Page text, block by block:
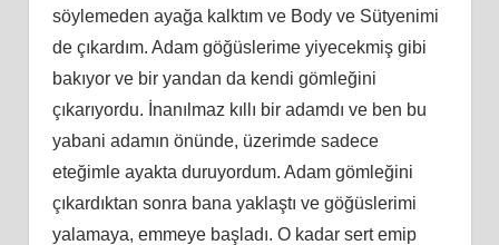
söylemeden ayağa kalktım ve Body ve Sütyenimi
de çıkardım. Adam göğüslerime yiyecekmiş gibi
bakıyor ve bir yandan da kendi gömleğini
çıkarıyordu. İnanılmaz kıllı bir adamdı ve ben bu
yabani adamın önünde, üzerimde sadece
eteğimle ayakta duruyordum. Adam gömleğini
çıkardıktan sonra bana yaklaştı ve göğüslerimi
yalamaya, emmeye başladı. O kadar sert emip